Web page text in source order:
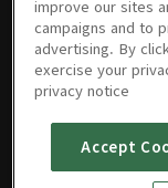
40회
03/05/2026 • 46분
39회
improve our sites
campaigns and to
advertising. By
exercise your
privacy notice
Accept